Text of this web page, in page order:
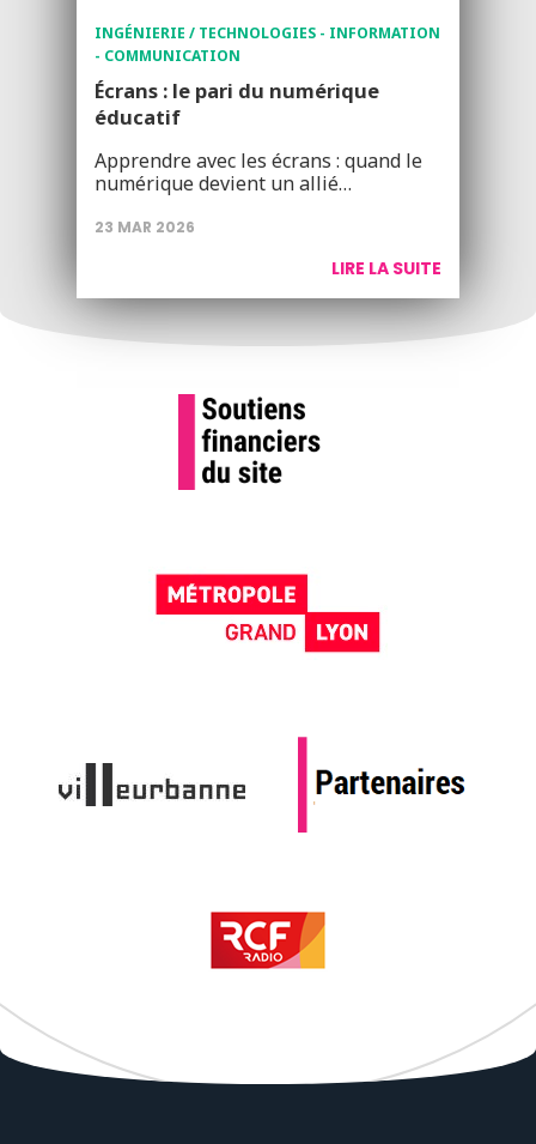
INGÉNIERIE / TECHNOLOGIES - INFORMATION
- COMMUNICATION
Écrans : le pari du numérique
éducatif
Apprendre avec les écrans : quand le
numérique devient un allié…
23 MAR 2026
LIRE LA SUITE